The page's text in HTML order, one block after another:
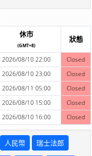
休市
(GMT+8)
狀態
2026/08/10 22:00
Closed
2026/08/10 23:00
Closed
2026/08/11 05:00
Closed
2026/08/10 15:00
Closed
2026/08/10 16:00 Closed
人民幣 瑞士法郎